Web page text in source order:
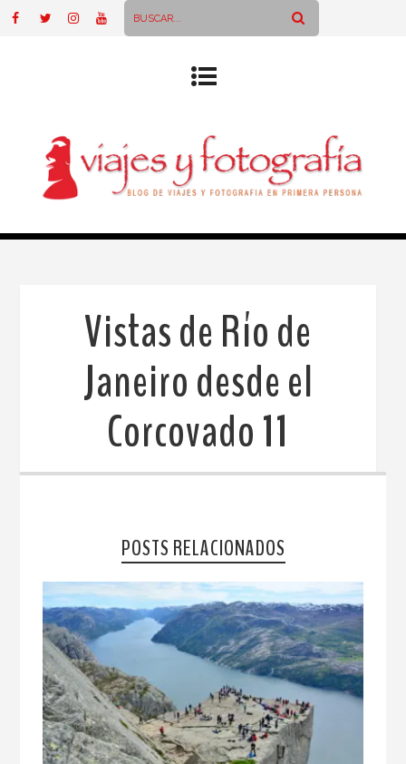
Vistas de Río de
Janeiro desde el
Corcovado 11
POSTS RELACIONADOS